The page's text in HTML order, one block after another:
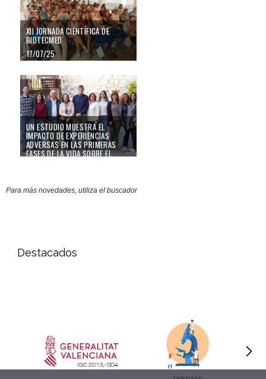
XII JORNADA CIENTÍFICA DE
BIOTECMED
17/07/25
Un estudio muestra el impacto de experiencias adversas en las primeras
UN ESTUDIO MUESTRA EL
IMPACTO DE EXPERIENCIAS
ADVERSAS EN LAS PRIMERAS
FASES DE LA VIDA SOBRE EL
14/07/25
Para más novedades, utiliza el buscador
Destacados